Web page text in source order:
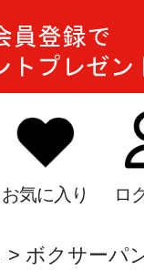
お気に入り ロ
ボクサーパ